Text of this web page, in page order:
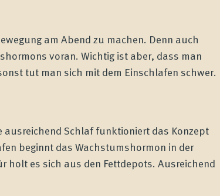
am Abend zu machen. Denn auch
voran. Wichtig ist aber, dass man
tut man sich mit dem Einschlafen schwer.
ausreichend Schlaf funktioniert das Konzept
beginnt das Wachstumshormon in der
holt es sich aus den Fettdepots. Ausreichend